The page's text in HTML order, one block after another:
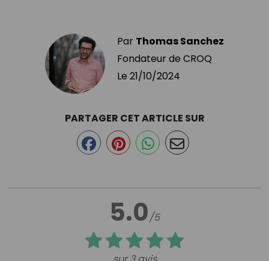
Par Thomas Sanchez
Fondateur de CROQ
Le 21/10/2024
5.0/5
PARTAGER CET ARTICLE SUR